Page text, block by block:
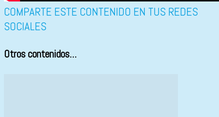
COMPARTE ESTE CONTENIDO EN TUS REDES
SOCIALES
Otros contenidos...